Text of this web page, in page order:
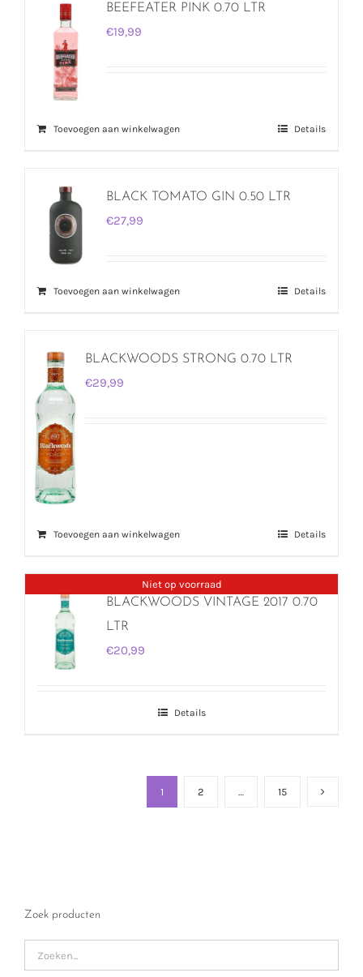
BEEFEATER PINK 0.70 LTR
€19,99
Toevoegen aan winkelwagen Details
BLACK TOMATO GIN 0.50 LTR
€27,99
Toevoegen aan winkelwagen Details
BLACKWOODS STRONG 0.70 LTR
€29,99
Toevoegen aan winkelwagen Details
Niet op voorraad
BLACKWOODS VINTAGE 2017 0.70
LTR
€20,99
Details
1 2 … 15
Zoek producten